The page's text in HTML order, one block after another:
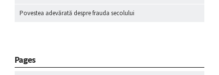
Povestea adevărată despre frauda secolului
Pages